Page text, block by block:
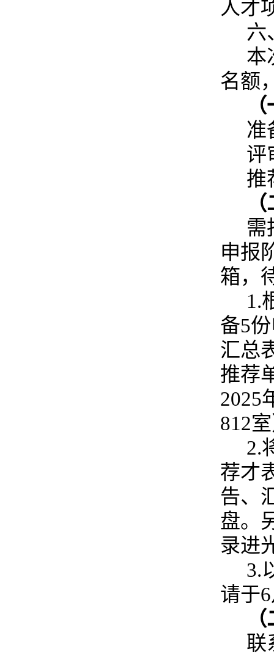
人才
六
本
名额
准
评
推
需
申报
箱，
1.
备5
汇总
推荐
2025
812
2.
荐才
告、
盘。
录进
3.
请于
联